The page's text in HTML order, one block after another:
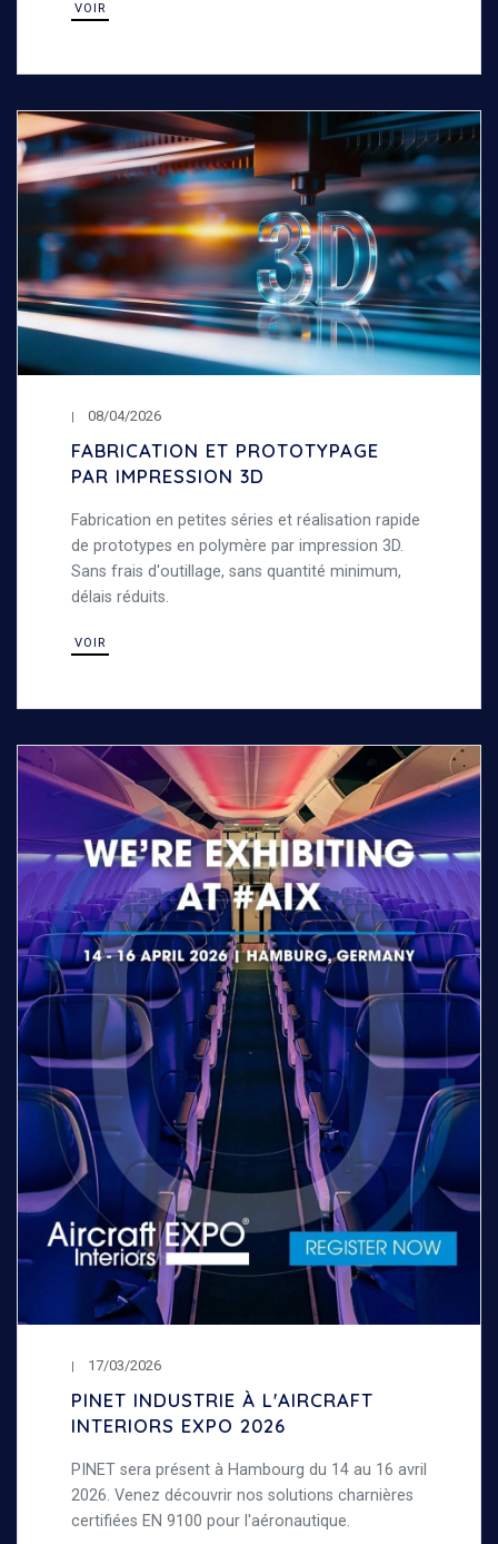
VOIR
08/04/2026
FABRICATION ET PROTOTYPAGE
PAR IMPRESSION 3D
Fabrication en petites séries et réalisation rapide
de prototypes en polymère par impression 3D.
Sans frais d'outillage, sans quantité minimum,
délais réduits.
VOIR
17/03/2026
PINET INDUSTRIE À L'AIRCRAFT
INTERIORS EXPO 2026
PINET sera présent à Hambourg du 14 au 16 avril
2026. Venez découvrir nos solutions charnières
certifiées EN 9100 pour l'aéronautique.